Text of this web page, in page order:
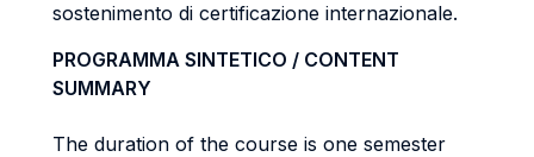
sostenimento di certificazione internazionale.
PROGRAMMA SINTETICO / CONTENT
SUMMARY
The duration of the course is one semester